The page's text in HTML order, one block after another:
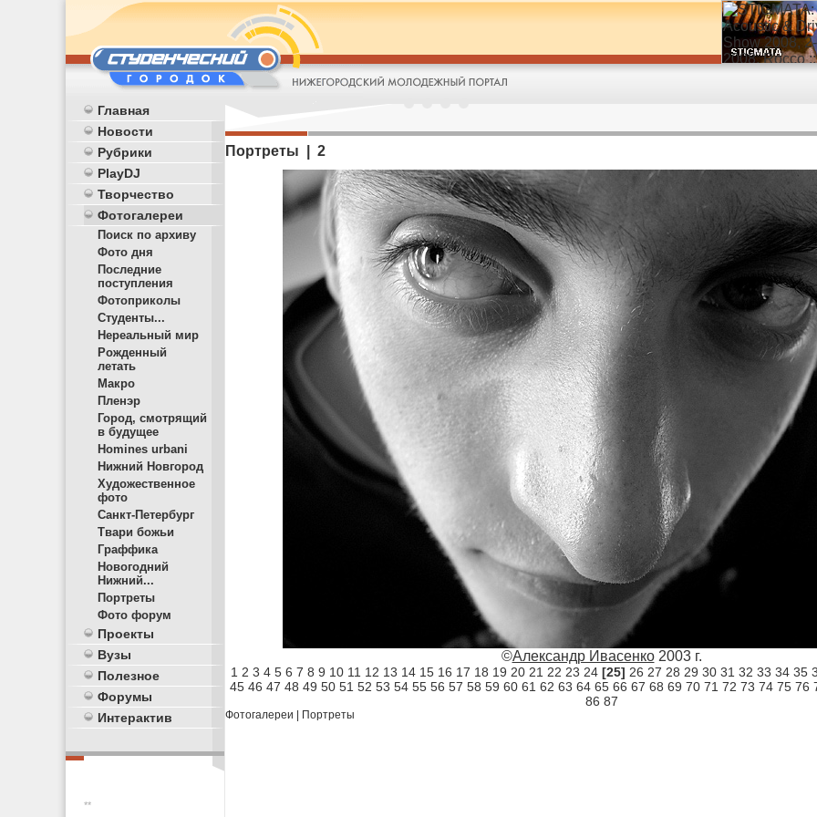
Главная
Новости
Рубрики
PlayDJ
Творчество
Фотогалереи
Поиск по архиву
Фото дня
Последние
поступления
Фотоприколы
Студенты...
Нереальный мир
Рожденный
летать
Макро
Пленэр
Город, смотрящий
в будущее
Homines urbani
Нижний Новгород
Художественное
фото
Санкт-Петербург
Твари божьи
Граффика
Новогодний
Нижний...
Портреты
Фото форум
Проекты
Вузы
Полезное
Форумы
Интерактив
**
Портреты | 2
©Александр Ивасенко2003 г.
1 2 3 4 5 6 7 8 9 10 11 12 13 14 15 16 17 18 19 20 21 22 23 24 [25] 26 27 28 29 30 31 32 33 34 35
45 46 47 48 49 50 51 52 53 54 55 56 57 58 59 60 61 62 63 64 65 66 67 68 69 70 71 72 73 74 75 76
86 87
Фотогалереи Портреты